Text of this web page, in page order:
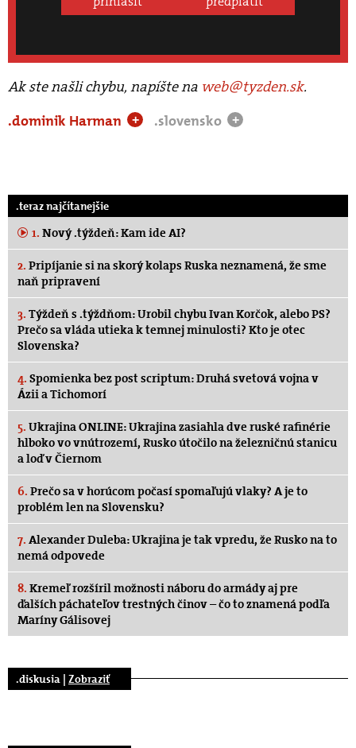
Ak ste našli chybu, napíšte na web@tyzden.sk.
.dominik Harman
+ .slovensko +
.teraz najčítanejšie
1. Nový .týždeň: Kam ide AI?
2. Pripíjanie si na skorý kolaps Ruska neznamená, že sme
naň pripravení
3. Týždeň s .týždňom: Urobil chybu Ivan Korčok, alebo PS?
Prečo sa vláda utieka k temnej minulosti? Kto je otec
Slovenska?
4. Spomienka bez post scriptum: Druhá svetová vojna v
Ázii a Tichomorí
5. Ukrajina ONLINE: Ukrajina zasiahla dve ruské rafinérie
hlboko vo vnútrozemí, Rusko útočilo na železničnú stanicu
a loď v Čiernom
6. Prečo sa v horúcom počasí spomaľujú vlaky? A je to
problém len na Slovensku?
7. Alexander Duleba: Ukrajina je tak vpredu, že Rusko na to
nemá odpovede
8. Kremeľ rozšíril možnosti náboru do armády aj pre
ďalších páchateľov trestných činov – čo to znamená podľa
Maríny Gálisovej
.diskusia | Zobraziť